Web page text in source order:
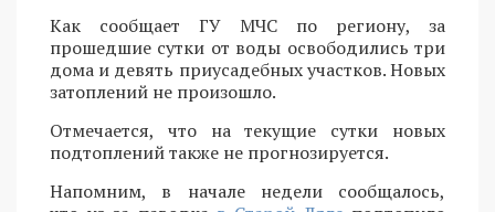
Как сообщает ГУ МЧС по региону, за
прошедшие сутки от воды освободились три
дома и девять приусадебных участков. Новых
затоплений не произошло.
Отмечается, что на текущие сутки новых
подтоплений также не прогнозируется.
Напомним, в начале недели сообщалось,